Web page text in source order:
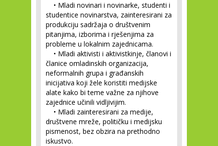
• Mladi novinari i novinarke, studenti i
studentice novinarstva, zainteresirani za
produkciju sadržaja o društvenim
pitanjima, izborima i rješenjima za
probleme u lokalnim zajednicama.
• Mladi aktivisti i aktivistkinje, članovi i
članice omladinskih organizacija,
neformalnih grupa i građanskih
inicijativa koji žele koristiti medijske
alate kako bi teme važne za njihove
zajednice učinili vidljivijim.
• Mladi zainteresirani za medije,
društvene mreže, političku i medijsku
pismenost, bez obzira na prethodno
iskustvo.